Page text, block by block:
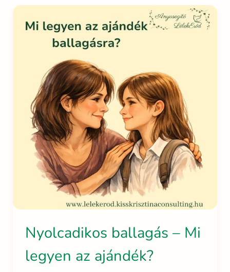
Nyolcadikos ballagás – Mi
legyen az ajándék?